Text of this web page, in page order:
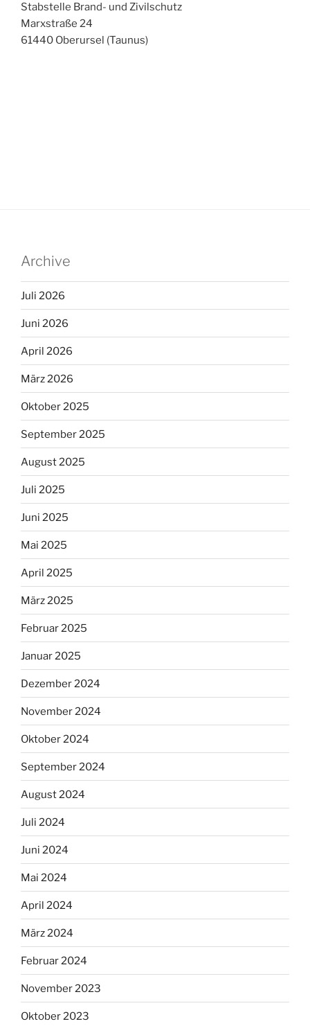
Stabstelle Brand- und Zivilschutz
Marxstraße 24
61440 Oberursel (Taunus)
Archive
Juli 2026
Juni 2026
April 2026
März 2026
Oktober 2025
September 2025
August 2025
Juli 2025
Juni 2025
Mai 2025
April 2025
März 2025
Februar 2025
Januar 2025
Dezember 2024
November 2024
Oktober 2024
September 2024
August 2024
Juli 2024
Juni 2024
Mai 2024
April 2024
März 2024
Februar 2024
November 2023
Oktober 2023